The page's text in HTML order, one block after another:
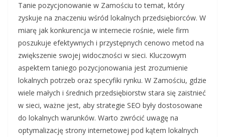
Tanie pozycjonowanie w Zamościu to temat, który
zyskuje na znaczeniu wśród lokalnych przedsiębiorców. W
miarę jak konkurencja w internecie rośnie, wiele firm
poszukuje efektywnych i przystępnych cenowo metod na
zwiększenie swojej widoczności w sieci. Kluczowym
aspektem taniego pozycjonowania jest zrozumienie
lokalnych potrzeb oraz specyfiki rynku. W Zamościu, gdzie
wiele małych i średnich przedsiębiorstw stara się zaistnieć
w sieci, ważne jest, aby strategie SEO były dostosowane
do lokalnych warunków. Warto zwrócić uwagę na
optymalizację strony internetowej pod kątem lokalnych